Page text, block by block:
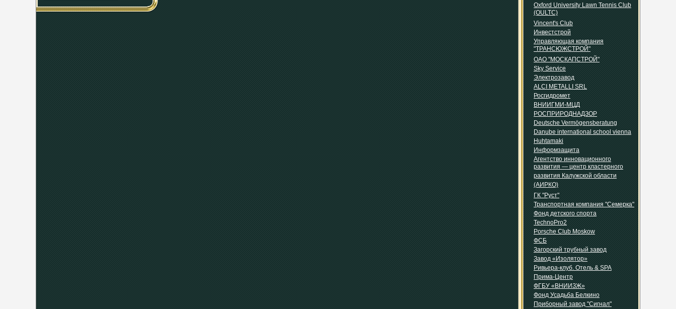
Oxford University Lawn Tennis Club
(OULTC)
Vincent's Club
Инвестстрой
Управляющая компания
"ТРАНСЮЖСТРОЙ"
ОАО "МОСКАПСТРОЙ"
Sky Service
Электрозавод
ALCI METALLI SRL
Росгидромет
ВНИИГМИ-МЦД
РОСПРИРОДНАДЗОР
Deutsche Vermögensberatung
Danube international school vienna
Huhtamaki
Информзащита
Агентство инновационного
развития — центр кластерного
развития Калужской области
(АИРКО)
ГК "Руст"
Транспортная компания "Семерка"
Фонд детского спорта
TechnoPro2
Porsche Club Moskow
ФСБ
Загорский трубный завод
Завод «Изолятор»
Ривьера-клуб. Отель & SPA
Прима-Центр
ФГБУ «ВНИИЗЖ»
Фонд Усадьба Белкино
Приборный завод "Сигнал"